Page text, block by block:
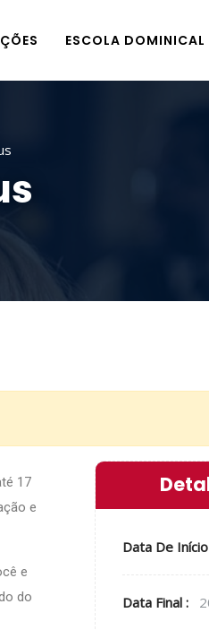
ESCOLA DOMINICAL
17
e
e
do
Data De
Data Final :